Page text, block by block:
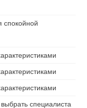
спокойной
специалиста